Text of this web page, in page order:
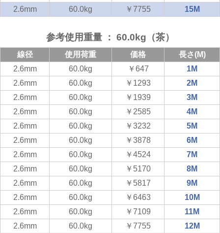
2.6mm
60.0kg ￥7755 15M
参考使用重量 ： 60.0kg（茶）
線径 使用荷重 価格
長さ(M)
2.6mm
60.0kg ￥647
1M
2.6mm
60.0kg ￥1293
2M
2.6mm
60.0kg ￥1939
3M
2.6mm
60.0kg ￥2585
4M
2.6mm
60.0kg ￥3232
5M
2.6mm
60.0kg ￥3878
6M
2.6mm
60.0kg ￥4524
7M
2.6mm
60.0kg ￥5170
8M
2.6mm
60.0kg ￥5817
9M
2.6mm
60.0kg ￥6463
10M
2.6mm
60.0kg ￥7109
11M
2.6mm
60.0kg ￥7755
12M